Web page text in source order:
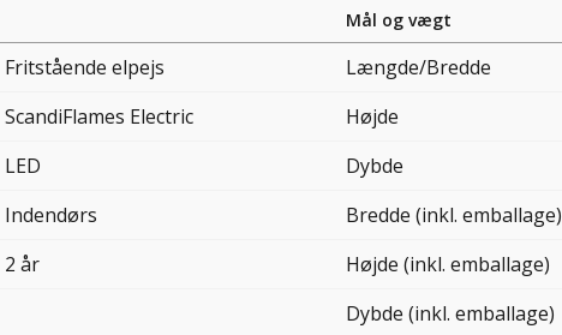
Fritstående elpejs
ScandiFlames Electric
LED
Indendørs
2 år
Mål og vægt
Længde/Bredde
Højde
Dybde
Bredde (inkl. emballage)
Højde (inkl. emballage)
Dybde (inkl. emballage)